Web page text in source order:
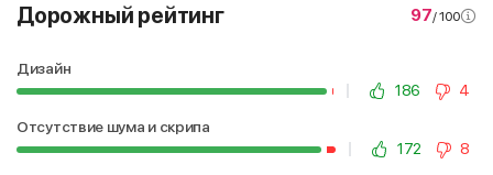
Дорожный рейтинг 97/ 100
Дизайн
186
4
Отсутствие шума и скрипа
172
8